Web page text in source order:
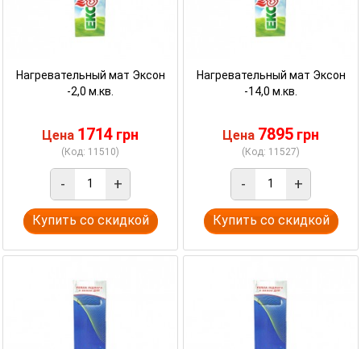
Нагревательный мат Эксон
-2,0 м.кв.
Цена 1714 грн
(Код: 11510)
- +
Купить со скидкой
Нагревательный мат Эксон
-14,0 м.кв.
Цена 7895 грн
(Код: 11527)
- +
Купить со скидкой